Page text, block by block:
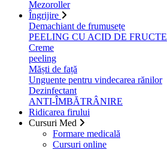
Mezoroller
Îngrijire
Demachiant de frumusețe
PEELING CU ACID DE FRUCTE
Creme
peeling
Măști de față
Unguente pentru vindecarea rănilor
Dezinfectant
ANTI-ÎMBĂTRÂNIRE
Ridicarea firului
Cursuri Med
Formare medicală
Cursuri online